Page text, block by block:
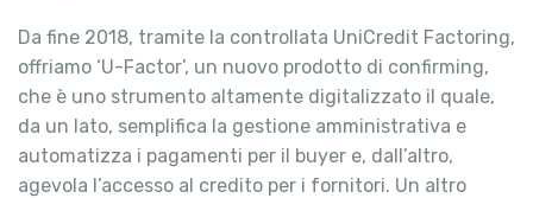
Da fine 2018, tramite la controllata UniCredit Factoring,
offriamo ‘U-Factor’, un nuovo prodotto di confirming,
che è uno strumento altamente digitalizzato il quale,
da un lato, semplifica la gestione amministrativa e
automatizza i pagamenti per il buyer e, dall’altro,
agevola l’accesso al credito per i fornitori. Un altro